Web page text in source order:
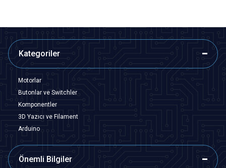
Kategoriler
Motorlar
Butonlar ve Switchler
Komponentler
3D Yazıcı ve Filament
Arduino
Önemli Bilgiler